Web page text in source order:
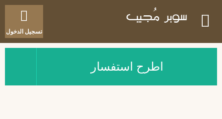
تسجيل الدخول
اطرح استفسار